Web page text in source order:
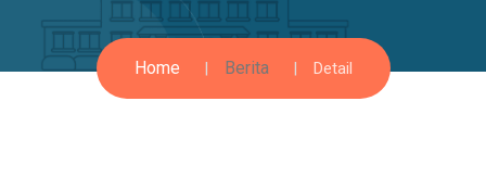
Home Berita Detail